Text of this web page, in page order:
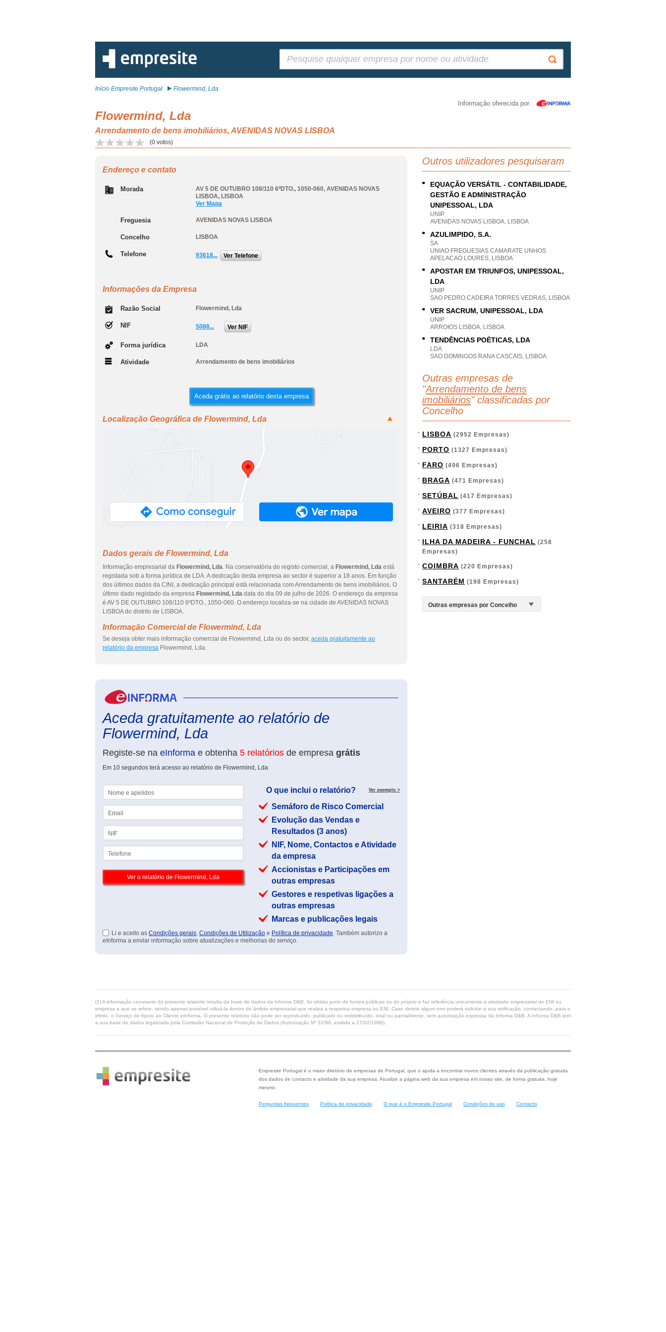
Início Empresite Portugal Flowermind, Lda
Informação oferecida por
Flowermind, Lda
Arrendamento de bens imobiliários, AVENIDAS NOVAS LISBOA
(0 votos)
Endereço e contato
Morada AV 5 DE OUTUBRO 108/110 6ºDTO., 1050-060, AVENIDAS NOVAS
LISBOA, LISBOA
Ver Mapa
Freguesia AVENIDAS NOVAS LISBOA
Concelho LISBOA
Telefone 93618... Ver Telefone
Informações da Empresa
Razão Social Flowermind, Lda
NIF 5088... Ver NIF
Forma jurídica LDA
Atividade Arrendamento de bens imobiliários
Aceda grátis ao relatório desta empresa
Localização Geográfica de Flowermind, Lda
Dados gerais de Flowermind, Lda
Informação empresarial da Flowermind, Lda. Na conservatória do registo comercial, a Flowermind, Lda está
registada sob a forma jurídica de LDA. A dedicação desta empresa ao sector é superior a 18 anos. Em função
dos últimos dados da CINI, a dedicação principal está relacionada com Arrendamento de bens imobiliários. O
último dado registado da empresa Flowermind, Lda data do dia 09 de julho de 2026. O endereço da empresa
é AV 5 DE OUTUBRO 108/110 6ºDTO., 1050-060. O endereço localiza-se na cidade de AVENIDAS NOVAS
LISBOA do distrito de LISBOA.
Informação Comercial de Flowermind, Lda
Se deseja obter mais informação comercial de Flowermind, Lda ou do sector, aceda gratuitamente ao
relatório da empresa Flowermind, Lda.
Aceda gratuitamente ao relatório de
Flowermind, Lda
Registe-se na eInforma e obtenha 5 relatórios de empresa grátis
Em 10 segundos terá acesso ao relatório de Flowermind, Lda
O que inclui o relatório? Ver exemplo >
Semáforo de Risco Comercial
Evolução das Vendas e
Resultados (3 anos)
NIF, Nome, Contactos e Atividade
da empresa
Accionistas e Participações em
outras empresas
Gestores e respetivas ligações a
outras empresas
Marcas e publicações legais
Li e aceito as Condições gerais, Condições de Utilização e Política de privacidade. Também autorizo a
eInforma a enviar informação sobre atualizações e melhorias do serviço.
Outros utilizadores pesquisaram
EQUAÇÃO VERSÁTIL - CONTABILIDADE,
GESTÃO E ADMINISTRAÇÃO
UNIPESSOAL, LDA
UNIP
AVENIDAS NOVAS LISBOA, LISBOA
AZULIMPIDO, S.A.
SA
UNIAO FREGUESIAS CAMARATE UNHOS
APELACAO LOURES, LISBOA
APOSTAR EM TRIUNFOS, UNIPESSOAL,
LDA
UNIP
SAO PEDRO CADEIRA TORRES VEDRAS, LISBOA
VER SACRUM, UNIPESSOAL, LDA
UNIP
ARROIOS LISBOA, LISBOA
TENDÊNCIAS POÉTICAS, LDA
LDA
SAO DOMINGOS RANA CASCAIS, LISBOA
Outras empresas de
"Arrendamento de bens
imobiliários" classificadas por
Concelho
LISBOA (2952 Empresas)
PORTO (1327 Empresas)
FARO (496 Empresas)
BRAGA (471 Empresas)
SETÚBAL (417 Empresas)
AVEIRO (377 Empresas)
LEIRIA (318 Empresas)
ILHA DA MADEIRA - FUNCHAL (258
Empresas)
COIMBRA (220 Empresas)
SANTARÉM (198 Empresas)
(1) A informação constante do presente relatório resulta da base de dados da Informa D&B, foi obtida junto de fontes públicas ou do próprio e faz referência unicamente à atividade empresarial do ENI ou
empresa a que se refere, sendo apenas possível utilizá-la dentro do âmbito empresarial que realiza a respetiva empresa ou ENI. Caso detete algum erro poderá solicitar a sua retificação, contactando, para o
efeito, o Serviço de Apoio ao Cliente eInforma. O presente relatório não pode ser reproduzido, publicado ou redistribuído, total ou parcialmente, sem autorização expressa da Informa D&B. A Informa D&B tem
a sua base de dados legalizada pela Comissão Nacional de Proteção de Dados (Autorização Nº 32/96, emitida a 27/02/1996).
Empresite Portugal é o maior diretório de empresas de Portugal, que o ajuda a encontrar novos clientes através da publicação gratuita
dos dados de contacto e atividade da sua empresa. Atualize a página web da sua empresa em nosso site, de forma gratuita, hoje
mesmo.
Perguntas frequentes Política de privacidade O que é o Empresite Portugal Condições de uso Contacto